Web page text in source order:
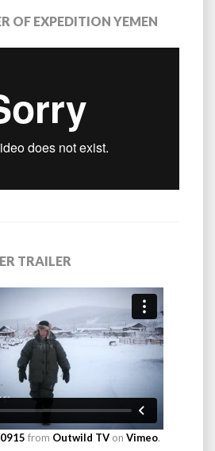
OF EXPEDITION YEMEN
TRAILER
from Outwild TV on Vimeo.